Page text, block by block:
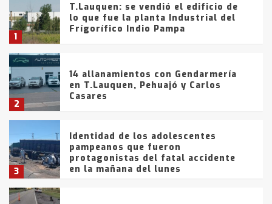
1
T.Lauquen: se vendió el edificio de
lo que fue la planta Industrial del
Frígorífico Indio Pampa
2
14 allanamientos con Gendarmería
en T.Lauquen, Pehuajó y Carlos
Casares
3
Identidad de los adolescentes
pampeanos que fueron
protagonistas del fatal accidente
en la mañana del lunes